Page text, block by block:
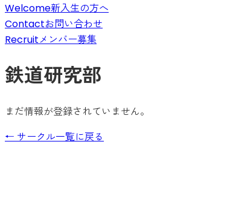
Welcome新入生の方へ
Contactお問い合わせ
Recruitメンバー募集
鉄道研究部
まだ情報が登録されていません。
← サークル一覧に戻る